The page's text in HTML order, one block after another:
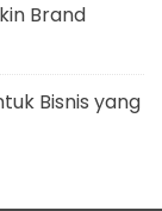
Brand
Bisnis yang